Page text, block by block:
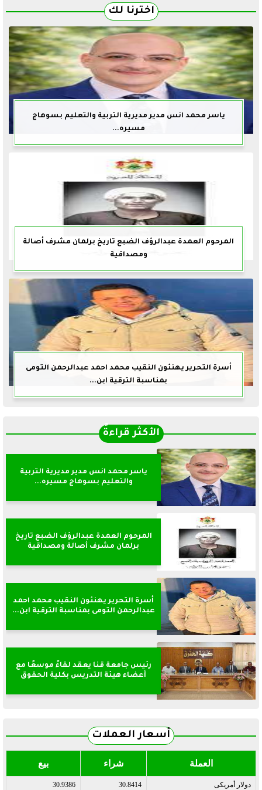
اخترنا لك
ياسر محمد انس مدير مديرية التربية والتعليم بسوهاج
مسيره...
المرحوم العمدة عبدالرؤف الضبع تاريخ برلمان مشرف أصالة
ومصداقية
أسرة التحرير يهنئون النقيب محمد احمد عبدالرحمن التومى
بمناسبة الترقية ابن...
الأكثر قراءةً
ياسر محمد انس مدير مديرية التربية
والتعليم بسوهاج مسيره...
المرحوم العمدة عبدالرؤف الضبع تاريخ
برلمان مشرف أصالة ومصداقية
أسرة التحرير يهنئون النقيب محمد احمد
عبدالرحمن التومى بمناسبة الترقية ابن...
رئيس جامعة قنا يعقد لقاءً موسعًا مع
أعضاء هيئة التدريس بكلية الحقوق
أسعار العملات
العملة شراء بيع
دولار أمريكى 30.8414
30.9386